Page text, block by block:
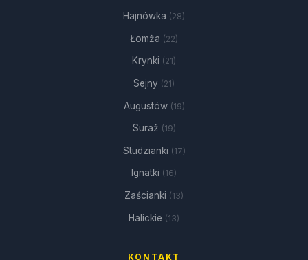
Hajnówka (28)
Łomża (22)
Krynki (21)
Sejny (21)
Augustów (19)
Suraż (19)
Studzianki (17)
Ignatki (16)
Zaścianki (13)
Halickie (13)
KONTAKT